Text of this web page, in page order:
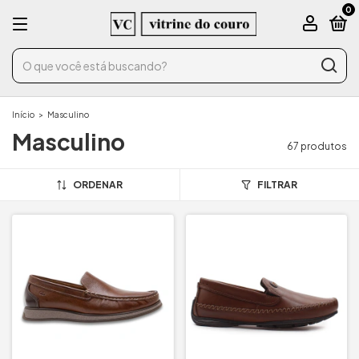
0
Início > Masculino
Masculino 67 produtos
ORDENAR FILTRAR